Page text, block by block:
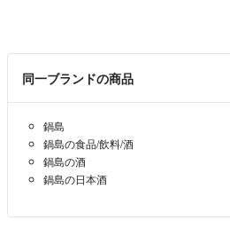
１２５００円希望なのですが、そこまで
か！？
タチ97464823
コメントありがとうございます。
鳳凰美田が2025/7月になります！
同一ブランドの商品
鍋島
鍋島の食品/飲料/酒
鍋島の酒
鍋島の日本酒